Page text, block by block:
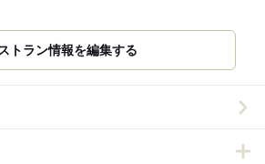
トラン情報を編集する